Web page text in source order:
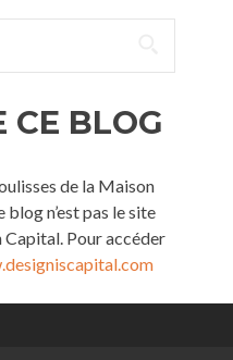
CE BLOG
de la Maison
n’est pas le site
Pour accéder